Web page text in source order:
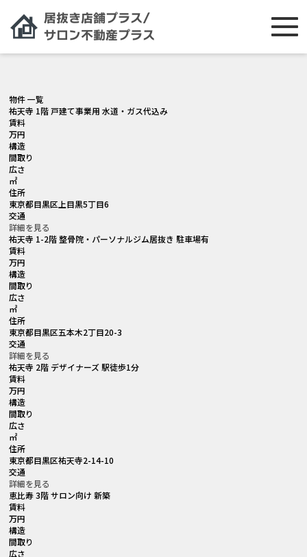
物件 一覧
祐天寺 1階 戸建て事業用 水道・ガス代込み
賃料
万円
構造
間取り
広さ
㎡
住所
東京都目黒区上目黒5丁目6
交通
詳細を見る
祐天寺 1-2階 整骨院・パーソナルジム居抜き 駐車場有
賃料
万円
構造
間取り
広さ
㎡
住所
東京都目黒区五本木2丁目20-3
交通
詳細を見る
祐天寺 2階 デザイナーズ 駅徒歩1分
賃料
万円
構造
間取り
広さ
㎡
住所
東京都目黒区祐天寺2-14-10
交通
詳細を見る
恵比寿 3階 サロン向け 新築
賃料
万円
構造
間取り
広さ